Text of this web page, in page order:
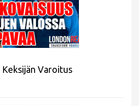
Varoitus